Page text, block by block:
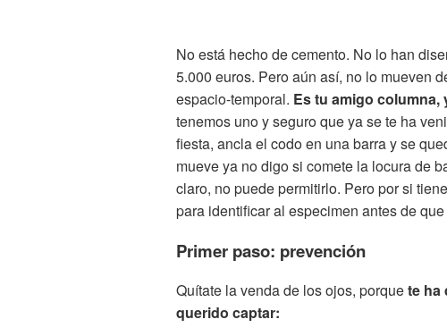
No está hecho de cemento. No lo han
5.000 euros. Pero aún así, no lo mueven
espacio-temporal. Es tu amigo columna,
tenemos uno y seguro que ya se te ha
fiesta, ancla el codo en una barra y se
mueve ya no digo si comete la locura de
claro, no puede permitirlo. Pero por si
para identificar al especimen antes de
Primer paso: prevención
Quítate la venda de los ojos, porquete ha
querido captar: